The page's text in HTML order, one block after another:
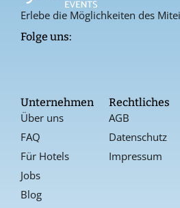
Erlebe die Möglichkeiten des
Folge uns:
Unternehmen
Über uns
FAQ
Für Hotels
Jobs
Blog
Rechtliches
AGB
Datenschutz
Impressum